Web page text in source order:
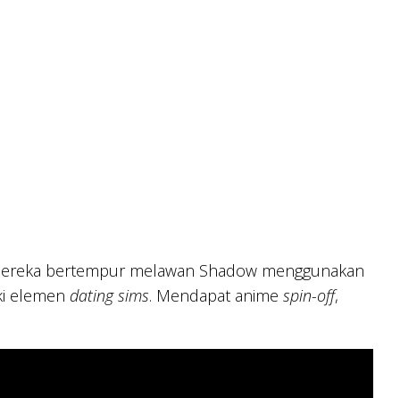
bertempur melawan Shadow menggunakan
elemen dating sims. Mendapat anime spin-off,